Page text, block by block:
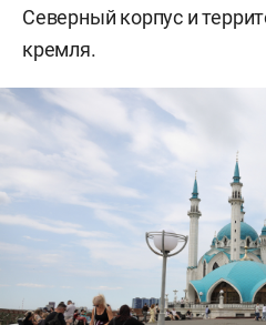
Северный корпус и
кремля.